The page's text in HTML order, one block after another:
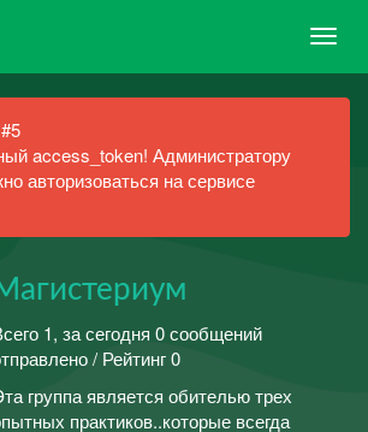
access_token! Администратору
авторизоваться на сервисе
1, за сегодня 0 сообщений
/ Рейтинг 0
группа является обителью трех
практиков..которые всегда